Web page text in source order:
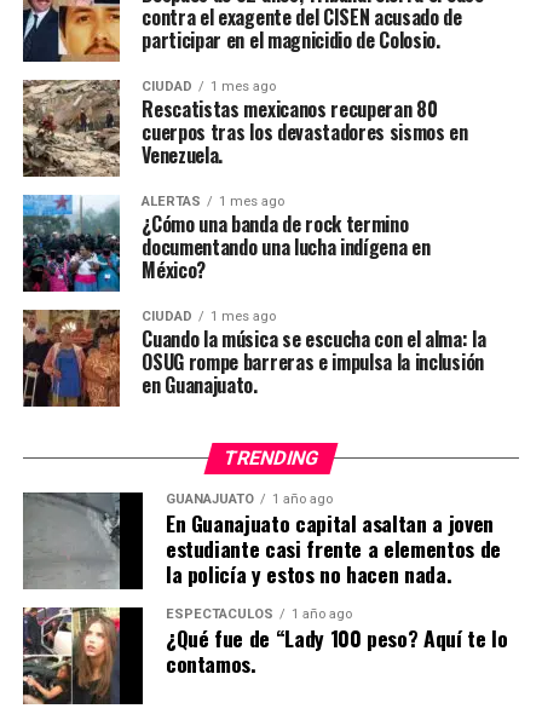
contra el exagente del CISEN acusado de
participar en el magnicidio de Colosio.
CIUDAD 1 mes ago
Rescatistas mexicanos recuperan 80
cuerpos tras los devastadores sismos en
Venezuela.
ALERTAS 1 mes ago
¿Cómo una banda de rock termino
documentando una lucha indígena en
México?
CIUDAD 1 mes ago
Cuando la música se escucha con el alma: la
OSUG rompe barreras e impulsa la inclusión
en Guanajuato.
TRENDING
GUANAJUATO 1 año ago
En Guanajuato capital asaltan a joven
estudiante casi frente a elementos de
la policía y estos no hacen nada.
ESPECTÁCULOS 1 año ago
¿Qué fue de “Lady 100 peso? Aquí te lo
contamos.